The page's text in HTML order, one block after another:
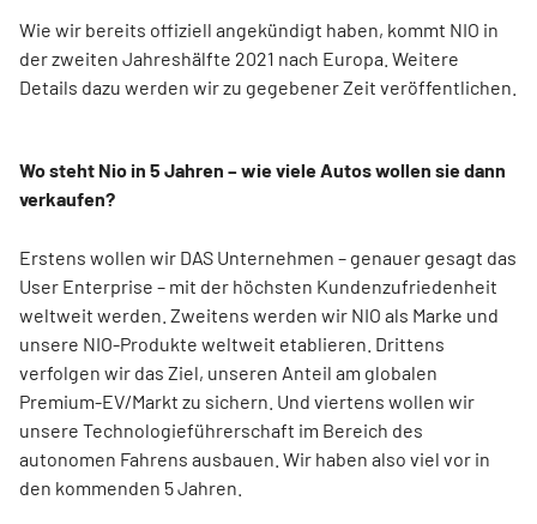
Wie wir bereits offiziell angekündigt haben, kommt NIO in
der zweiten Jahreshälfte 2021 nach Europa. Weitere
Details dazu werden wir zu gegebener Zeit veröffentlichen.
Wo steht Nio in 5 Jahren – wie viele Autos wollen sie dann
verkaufen?
Erstens wollen wir DAS Unternehmen – genauer gesagt das
User Enterprise – mit der höchsten Kundenzufriedenheit
weltweit werden. Zweitens werden wir NIO als Marke und
unsere NIO-Produkte weltweit etablieren. Drittens
verfolgen wir das Ziel, unseren Anteil am globalen
Premium-EV/Markt zu sichern. Und viertens wollen wir
unsere Technologieführerschaft im Bereich des
autonomen Fahrens ausbauen. Wir haben also viel vor in
den kommenden 5 Jahren.